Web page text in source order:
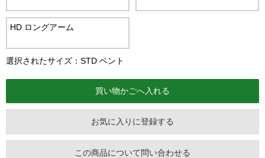
HD ロングアーム
選択されたサイズ：STD ベント
お気に入りに登録する
この商品について問い合わせる